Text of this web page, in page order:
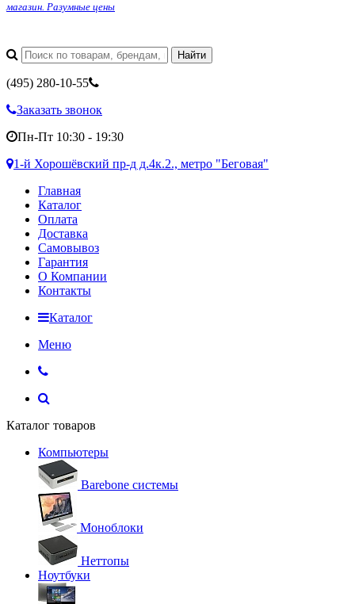
магазин. Разумные цены
(495) 280-10-55
Заказать звонок
Пн-Пт 10:30 - 19:30
1-й Хорошёвский пр-д д.4к.2., метро "Беговая"
Главная
Каталог
Оплата
Доставка
Самовывоз
Гарантия
О Компании
Контакты
Каталог
Меню
Каталог товаров
Компьютеры
Barebone системы
Моноблоки
Неттопы
Ноутбуки